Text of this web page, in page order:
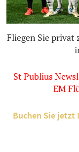
Fliegen Sie privat
St Publius
EM
Buchen Sie jetzt